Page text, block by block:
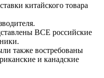
китайского товара
ВСЕ российские
также востребованы
и канадские